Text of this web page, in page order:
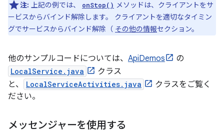
注: 上記の例では、 onStop() メソッドは、クライアントをサ
ービスからバインド解除します。 クライアントを適切なタイミン
グでサービスからバインド解除（ その他の情報セクション。
他のサンプルコードについては、 ApiDemos の
LocalService.java
クラス
と、
LocalServiceActivities.java
クラスをご覧く
ださい。
メッセンジャーを使用する